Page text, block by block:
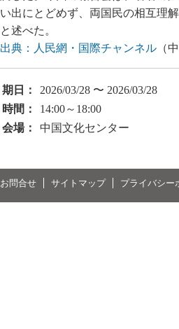
い出にとどめず、両国民の相互理
と述べた。
出典：人民網・国際チャンネル （
期日：
2026/03/28 〜 2026/03/28
時間：
14:00～18:00
会場：
中国文化センター
お問合せ サイトマップ プライバシー